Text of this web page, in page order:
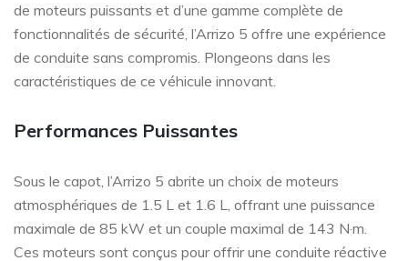
de moteurs puissants et d’une gamme complète de
fonctionnalités de sécurité, l’Arrizo 5 offre une expérience
de conduite sans compromis. Plongeons dans les
caractéristiques de ce véhicule innovant.
Performances Puissantes
Sous le capot, l’Arrizo 5 abrite un choix de moteurs
atmosphériques de 1.5 L et 1.6 L, offrant une puissance
maximale de 85 kW et un couple maximal de 143 N·m.
Ces moteurs sont conçus pour offrir une conduite réactive